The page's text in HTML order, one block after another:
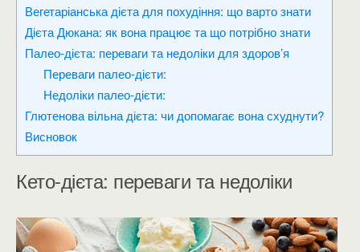
Вегетаріанська дієта для похудіння: що варто знати
Дієта Дюкана: як вона працює та що потрібно знати
Палео-дієта: переваги та недоліки для здоров’я
Переваги палео-дієти:
Недоліки палео-дієти:
Глютенова вільна дієта: чи допомагає вона схуднути?
Висновок
Кето-дієта: переваги та недоліки